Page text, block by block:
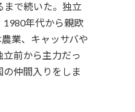
まで続いた。独立
1980年代から親欧
業、キャッサバや
前から主力だっ
仲間入りをしま